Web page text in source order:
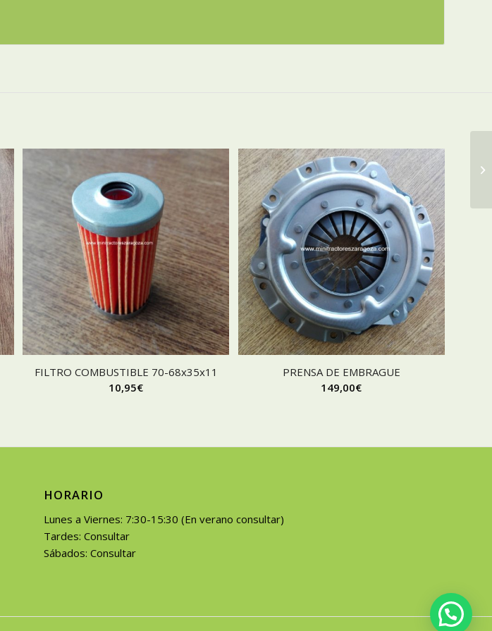
FILTRO COMBUSTIBLE 70-68x35x11
10,95€
PRENSA DE EMBRAGUE
149,00€
HORARIO
Lunes a Viernes: 7:30-15:30 (En verano consultar)
Tardes: Consultar
Sábados: Consultar